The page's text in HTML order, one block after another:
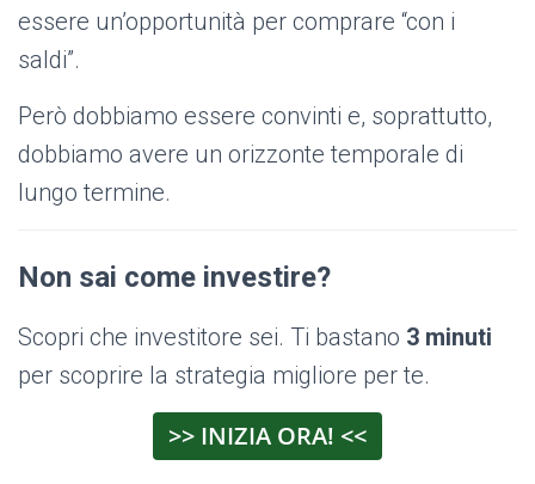
essere un’opportunità per comprare “con i
saldi”.
Però dobbiamo essere convinti e, soprattutto,
dobbiamo avere un orizzonte temporale di
lungo termine.
Non sai come investire?
Scopri che investitore sei. Ti bastano 3 minuti
per scoprire la strategia migliore per te.
>> INIZIA ORA! <<